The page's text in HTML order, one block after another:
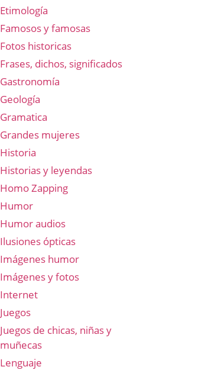
Etimología
Famosos y famosas
Fotos historicas
Frases, dichos, significados
Gastronomía
Geología
Gramatica
Grandes mujeres
Historia
Historias y leyendas
Homo Zapping
Humor
Humor audios
Ilusiones ópticas
Imágenes humor
Imágenes y fotos
Internet
Juegos
Juegos de chicas, niñas y
muñecas
Lenguaje